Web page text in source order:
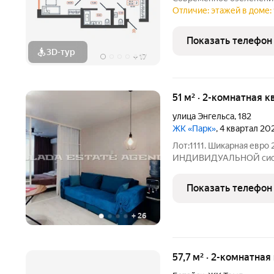
3D-тур + 17
ландшафтной
новый уровень
Отличие: этажей в доме:
Показать телефон
+ 26
51 м² · 2-комнатная
улица Энгельса,182
ЖК «Парк», 4 квартал
Лот:1111. Шикарная евро
ИНДИВИДУАЛЬНОЙ
доме повышенной
года постройки - ЖК Парк.
Показать телефон
57,7 м² · 2-